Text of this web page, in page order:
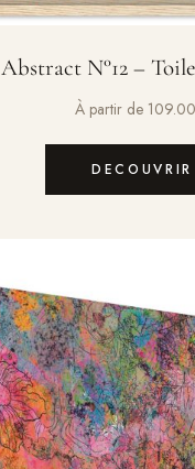
Abstract N°12 –
À partir de
DECOUVRIR